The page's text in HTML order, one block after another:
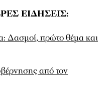
ΕΙΔΗΣΕΙΣ:
πρώτο θέμα και
από τον